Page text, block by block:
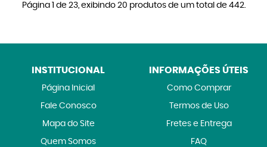
Página 1 de 23, exibindo 20 produtos de um total de 442.
INSTITUCIONAL
Página Inicial
Fale Conosco
Mapa do Site
Quem Somos
INFORMAÇÕES ÚTEIS
Como Comprar
Termos de Uso
Fretes e Entrega
FAQ